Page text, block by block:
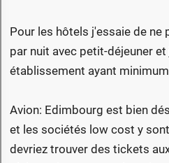
Pour les hôtels j'essaie de ne
par nuit avec petit-déjeuner
établissement ayant
Avion: Edimbourg est bien
et les sociétés low cost y
devriez trouver des tickets